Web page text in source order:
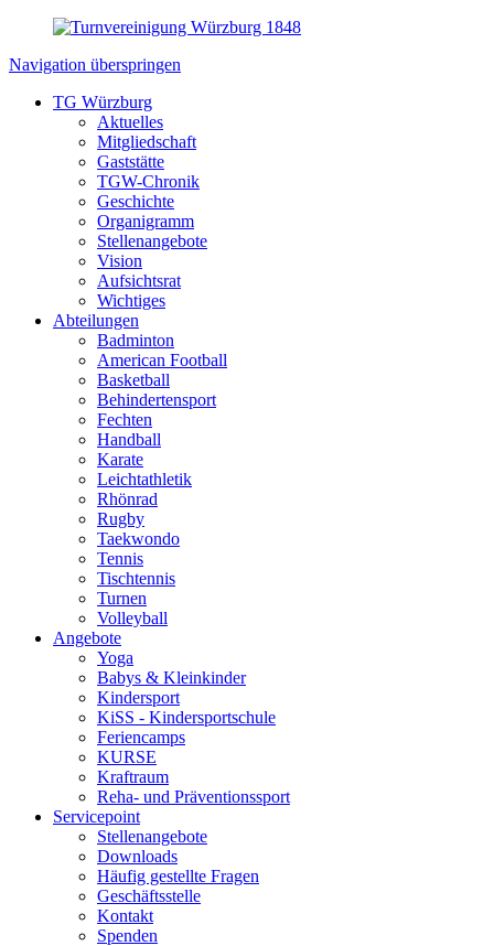
Navigation überspringen
TG Würzburg
Aktuelles
Mitgliedschaft
Gaststätte
TGW-Chronik
Geschichte
Organigramm
Stellenangebote
Vision
Aufsichtsrat
Wichtiges
Abteilungen
Badminton
American Football
Basketball
Behindertensport
Fechten
Handball
Karate
Leichtathletik
Rhönrad
Rugby
Taekwondo
Tennis
Tischtennis
Turnen
Volleyball
Angebote
Yoga
Babys & Kleinkinder
Kindersport
KiSS - Kindersportschule
Feriencamps
KURSE
Kraftraum
Reha- und Präventionssport
Servicepoint
Stellenangebote
Downloads
Häufig gestellte Fragen
Geschäftsstelle
Kontakt
Spenden